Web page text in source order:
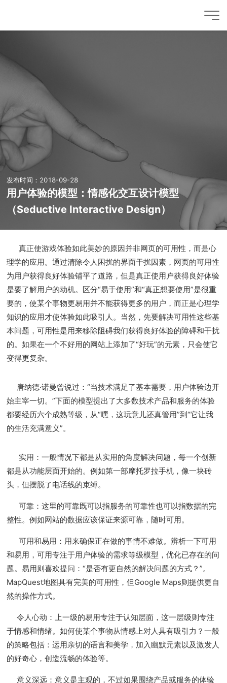
发布时间：2018-09-28
用户体验的模型：情感化交互设计模型
（Seductive Interactive Design）
真正使游戏体验如此美妙的原因并非网页的可用性，而是心
理学的应用。通过清除令人困扰的界面干扰因素，网页的可用性
为用户获得良好体验铺平了道路，但是真正使用户获得良好体验
是要了解用户的动机。区分“易于使用”和“真正想要使用”是很重
要的，使某个事物更易用并不能获得更多的用户，而正是心理学
知识的应用才使体验如此吸引人。当然，先要解决可用性这些基
本问题，可用性是用来移除阻碍我们获得良好体验的障碍和干扰
的。如果在一个不好用的网站上添加了“好玩”的元素，只会使它
变得更复杂。
唐纳德·诺曼曾说过：“当技术满足了基本需要，用户体验边开
始主宰一切。”下面的模型提出了大多数技术产品和服务的体验
都要经历六个成熟等级，从“嘿，这玩意儿还真管用”到“它让我
的生活充满意义”。
实用：一般情况下都是从实用的角度解决问题，每一个创新
都是从功能层面开始的。例如第一部摩托罗拉手机，像一块砖
头，但摆脱了电话线的束缚。
可靠：这里的可靠既可以指服务的可靠性也可以指数据的完
整性。例如网站的数据应该保证来源可靠，随时可用。
可用和易用：用来确保正在做的事情不难做。辨析一下可用
和易用，可用专注于用户体验的需求等级模型，优化已存在的问
题。易用则喜欢提问：“是否有更自然的解决问题的方式？”。
MapQuest地图具有完美的可用性，但Google Maps则提供更自
然的操作方式。
令人心动：上一级的易用专注于认知层面，这一层级则专注
于情感和情绪。如何使某个事物从情感上对人具有吸引力？一般
的策略包括：运用亲切的语言和美学，加入幽默元素以及激发人
的好奇心，创造流畅的体验等。
意义深远：意义是主观的，不过如果围绕产品或服务的体验